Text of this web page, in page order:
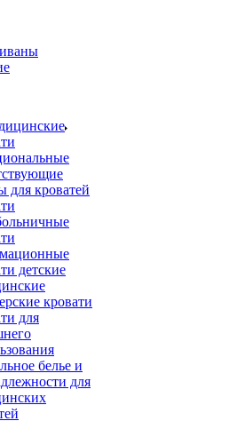
для кроватей
детские
кровати
для
белье и
для